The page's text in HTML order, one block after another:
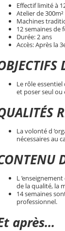
Effectif limité à
Atelier de 300m²
Machines
12 semaines de
Durée: 2 ans
Accès: Après la
Le rôle
et poser seul ou
La volonté d
nécessaires au
L
de la qualité, la
14 semaines
professionnel.
après...